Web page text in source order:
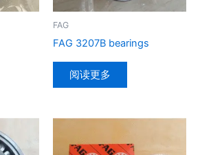
FAG
FAG 3207B bearings
阅读更多